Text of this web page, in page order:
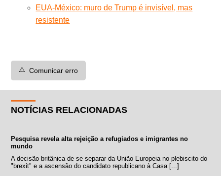
EUA-México: muro de Trump é invisível, mas
resistente
⚠️ Comunicar erro
NOTÍCIAS RELACIONADAS
Pesquisa revela alta rejeição a refugiados e imigrantes no
mundo
A decisão britânica de se separar da União Europeia no plebiscito do
"brexit" e a ascensão do candidato republicano à Casa [...]